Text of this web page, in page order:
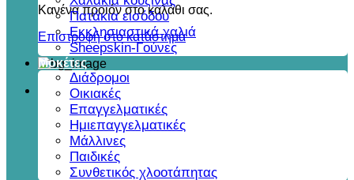
Κανένα προϊόν στο καλάθι σας.
Επιστροφή στο κατάστημα
Πατάκια εισόδου
Εκκλησιαστικά χαλιά
Sheepskin-Γούνες
Μοκέτες
Διάδρομοι
Οικιακές
Επαγγελματικές
Ημιεπαγγελματικές
Μάλλινες
Παιδικές
Συνθετικός χλοοτάπητας